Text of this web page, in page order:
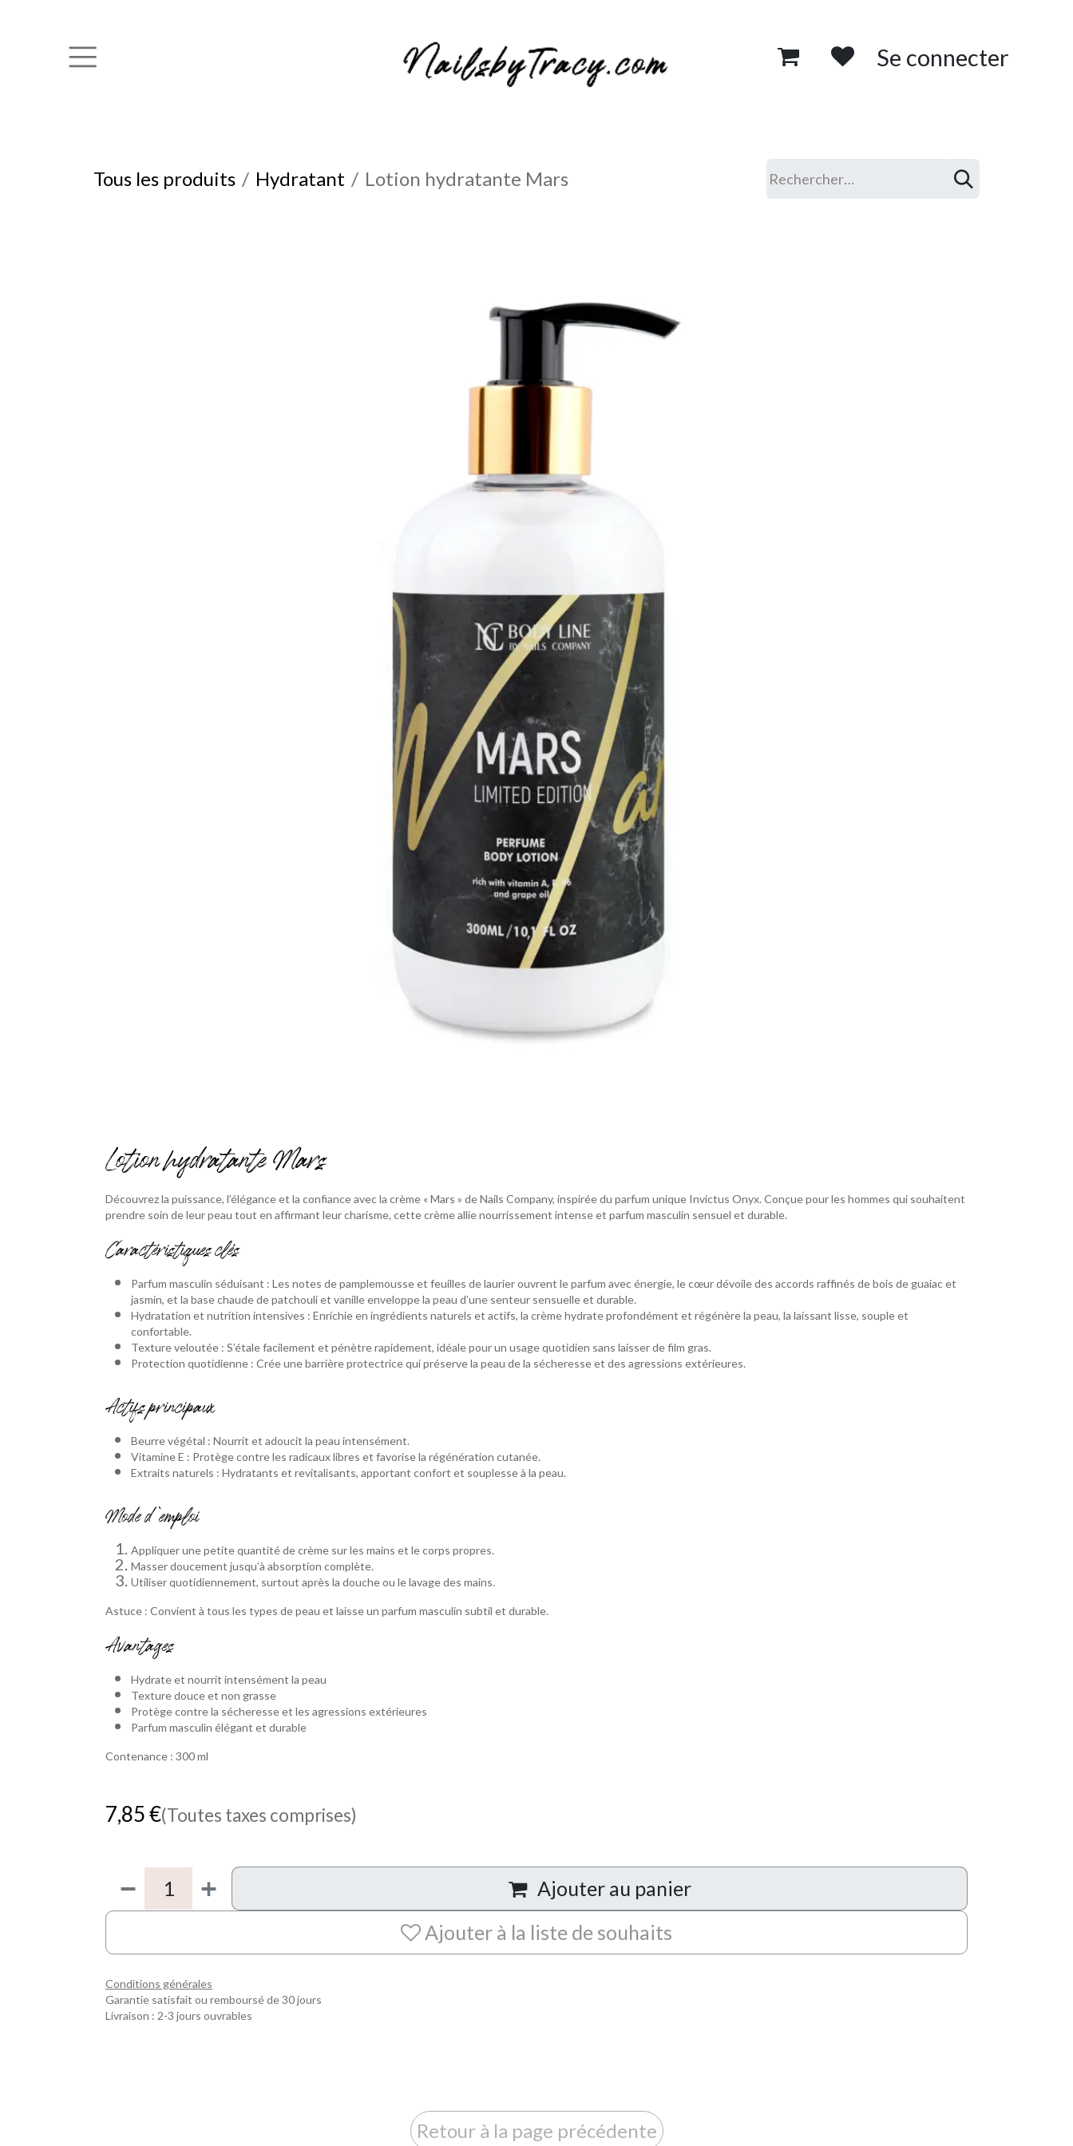
Se connecter
Tous les produits Hydratant Lotion hydratante Mars
Lotion hydratante Mars
Découvrez la puissance, l’élégance et la confiance avec la crème « Mars » de Nails Company, inspirée du parfum unique Invictus Onyx. Conçue pour les hommes qui souhaitent
prendre soin de leur peau tout en affirmant leur charisme, cette crème allie nourrissement intense et parfum masculin sensuel et durable.
Caractéristiques clés
Parfum masculin séduisant : Les notes de pamplemousse et feuilles de laurier ouvrent le parfum avec énergie, le cœur dévoile des accords raffinés de bois de guaiac et
jasmin, et la base chaude de patchouli et vanille enveloppe la peau d’une senteur sensuelle et durable.
Hydratation et nutrition intensives : Enrichie en ingrédients naturels et actifs, la crème hydrate profondément et régénère la peau, la laissant lisse, souple et
confortable.
Texture veloutée : S’étale facilement et pénètre rapidement, idéale pour un usage quotidien sans laisser de film gras.
Protection quotidienne : Crée une barrière protectrice qui préserve la peau de la sécheresse et des agressions extérieures.
Actifs principaux
Beurre végétal : Nourrit et adoucit la peau intensément.
Vitamine E : Protège contre les radicaux libres et favorise la régénération cutanée.
Extraits naturels : Hydratants et revitalisants, apportant confort et souplesse à la peau.
Mode d’emploi
Appliquer une petite quantité de crème sur les mains et le corps propres.
Masser doucement jusqu’à absorption complète.
Utiliser quotidiennement, surtout après la douche ou le lavage des mains.
Astuce : Convient à tous les types de peau et laisse un parfum masculin subtil et durable.
Avantages
Hydrate et nourrit intensément la peau
Texture douce et non grasse
Protège contre la sécheresse et les agressions extérieures
Parfum masculin élégant et durable
Contenance : 300 ml
7,85€(Toutes taxes comprises)
Ajouter au panier
Ajouter à la liste de souhaits
Conditions générales
Garantie satisfait ou remboursé de 30 jours
Livraison : 2-3 jours ouvrables
Retour à la page précédente